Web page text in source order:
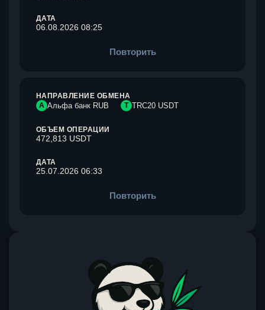
ДАТА
06.08.2026 08:25
Повторить
НАПРАВЛЕНИЕ ОБМЕНА
А Альфа банк RUB T TRC20 USDT
ОБЪЕМ ОПЕРАЦИИ
472,813 USDT
ДАТА
25.07.2026 06:33
Повторить